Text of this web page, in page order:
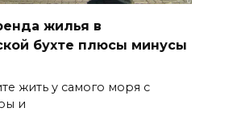
жилья в
бухте плюсы минусы
жить у самого моря с
и